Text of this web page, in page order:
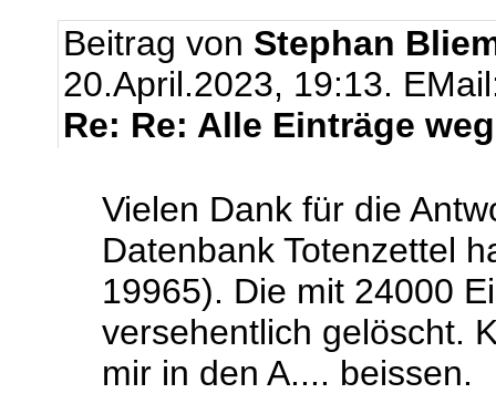
Beitrag von Stephan
20.April.2023, 19:13.
Re: Re: Alle Einträge weg
Vielen Dank für die
Datenbank Totenzettel
19965). Die mit 24000
versehentlich gelöscht.
mir in den A.... beissen.